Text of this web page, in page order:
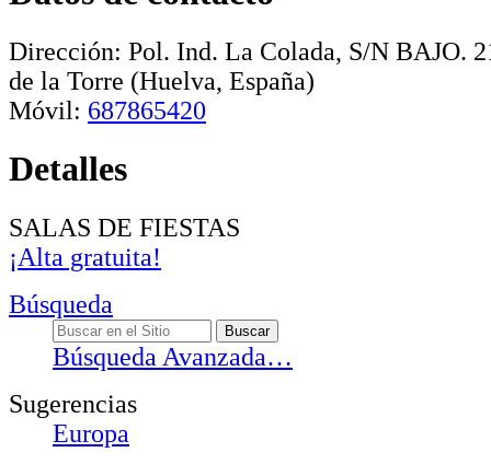
Dirección: Pol. Ind. La Colada, S/N BAJO.
de la Torre (Huelva, España)
Móvil: 687865420
Detalles
SALAS DE FIESTAS
¡Alta gratuita!
Búsqueda
Búsqueda Avanzada…
Sugerencias
Europa